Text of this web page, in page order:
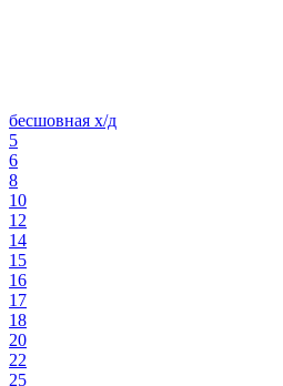
бесшовная х/д
5
6
8
10
12
14
15
16
17
18
20
22
25